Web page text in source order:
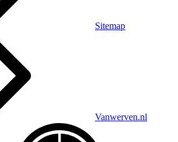
Sitemap
Vanwerven.nl